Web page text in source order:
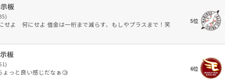
板
せよ 何にせよ 借金は一桁まで減らす、もしやプラスまで！笑
板
ょっと良い感じだなぁ🧐
5位
6位